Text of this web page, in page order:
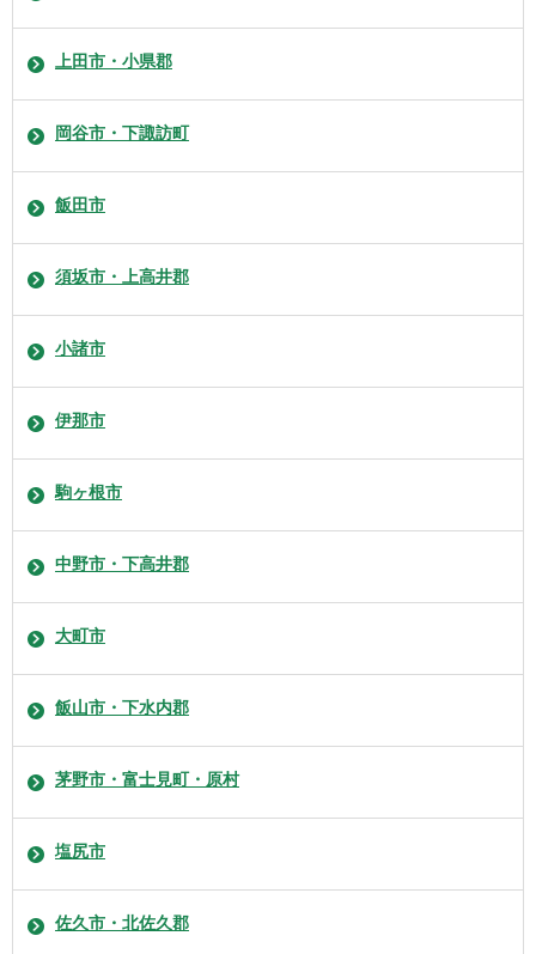
上田市・小県郡
岡谷市・下諏訪町
飯田市
須坂市・上高井郡
小諸市
伊那市
駒ヶ根市
中野市・下高井郡
大町市
飯山市・下水内郡
茅野市・富士見町・原村
塩尻市
佐久市・北佐久郡